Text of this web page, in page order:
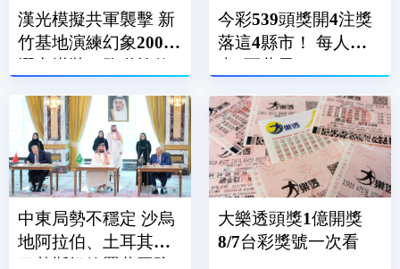
漢光模擬共軍襲擊 新
竹基地演練幻象2000
潛力掛裝、跑道搶修
今彩539頭獎開4注獎
落這4縣市！ 每人抱
走6百萬元
中東局勢不穩定 沙烏
地阿拉伯、土耳其、
巴基斯坦簽署共同防
大樂透頭獎1億開獎
8/7台彩獎號一次看